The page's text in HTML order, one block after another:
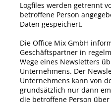
Logfiles werden getrennt
betroffene Person
Daten gespeichert.
Die Office Mix GmbH
Geschäftspartner in
Wege eines Newsletters
Unternehmens. Der
Unternehmens kann von
grundsätzlich nur dann
die betroffene Person